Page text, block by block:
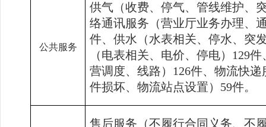
公共服务
供气（收费、停气、管线维护、
络通讯服务（营业厅业务办理、
件、供水（水表相关、停水、突
（电表相关、电价、停电） 129件
营调度、线路） 126件、物流快递
件损坏、物流站点设置） 59件。
售后服务（不履行合同义务、不